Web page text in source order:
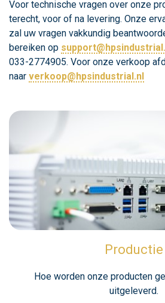
Voor technische vragen over onze
terecht, voor of na levering. Onze
zal uw vragen vakkundig
bereiken op
033-2774905. Voor onze verkoop
naar verkoop@hpsindustrial.nl
Productie
Hoe worden onze producten
uitgeleverd.